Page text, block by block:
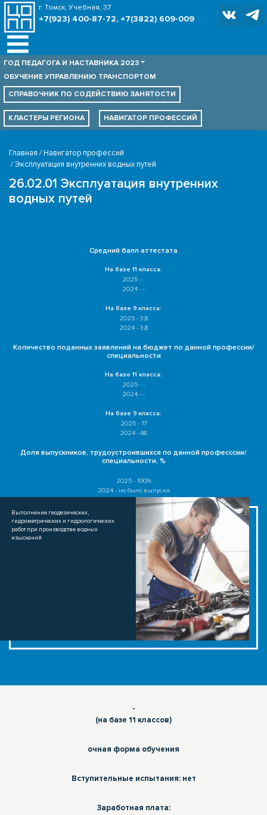
г. Томск, Учебная, 37
+7(923) 400-87-72, +7(3822) 609-009
ГОД ПЕДАГОГА И НАСТАВНИКА 2023
ОБУЧЕНИЕ УПРАВЛЕНИЮ ТРАНСПОРТОМ
СПРАВОЧНИК ПО СОДЕЙСТВИЮ ЗАНЯТОСТИ
КЛАСТЕРЫ РЕГИОНА НАВИГАТОР ПРОФЕССИЙ
Главная
Навигатор профессий
Эксплуатация внутренних водных путей
26.02.01 Эксплуатация внутренних
водных путей
Средний балл аттестата
На базе 11 класса:
2025 - -
2024 - -
На базе 9 класса:
2025 - 3,8
2024 - 3,8
Количество поданных заявлений на бюджет по данной профессии/
специальности
На базе 11 класса:
2025 - -
2024 - -
На базе 9 класса:
2025 - 77
2024 - 68
Доля выпускников, трудоустроившихся по данной професссии/
специальности, %
2025 - 100%
2024 - не было выпуска
Выполнение геодезических,
гидрометрических и гидрологических
работ при производстве водных
изысканий
-
(на базе 11 классов)
очная форма обучения
Вступительные испытания: нет
Заработная плата: